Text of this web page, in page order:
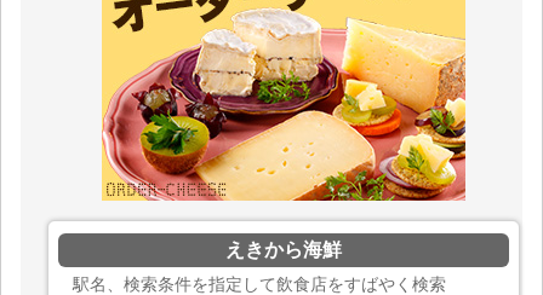
えきから海鮮
駅名、検索条件を指定して飲食店をすばやく検索